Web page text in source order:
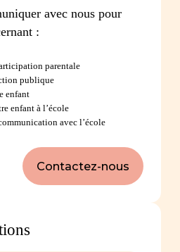
avec nous pour
:
parentale
publique
enfant
enfant à l’école
avec l’école
Contactez-nous